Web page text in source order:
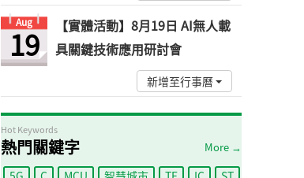
Aug
19
【實體活動】8月19日 AI無人載
具關鍵技術應用研討會
新增至行事曆
Hot Keywords
熱門關鍵字 More →